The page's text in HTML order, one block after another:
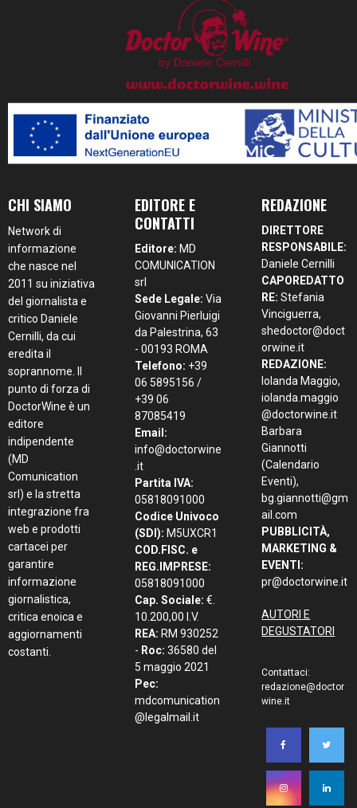
CHI SIAMO
Network di
informazione
che nasce nel
2011 su iniziativa
del giornalista e
critico Daniele
Cernilli, da cui
eredita il
soprannome. Il
punto di forza di
DoctorWine è un
editore
indipendente
(MD
Comunication
srl) e la stretta
integrazione fra
web e prodotti
cartacei per
garantire
informazione
giornalistica,
critica enoica e
aggiornamenti
costanti.
EDITORE E
CONTATTI
Editore: MD
COMUNICATION
srl
Sede Legale: Via
Giovanni Pierluigi
da Palestrina, 63
- 00193 ROMA
Telefono: +39
06 5895156 /
+39 06
87085419
Email:
info@doctorwine
.it
Partita IVA:
05818091000
Codice Univoco
(SDI): M5UXCR1
COD.FISC. e
REG.IMPRESE:
05818091000
Cap. Sociale: €.
10.200,00 I.V.
REA: RM 930252
- Roc: 36580 del
5 maggio 2021
Pec:
mdcomunication
@legalmail.it
REDAZIONE
DIRETTORE
RESPONSABILE:
Daniele Cernilli
CAPOREDATTO
RE: Stefania
Vinciguerra,
shedoctor@doct
orwine.it
REDAZIONE:
Iolanda Maggio,
iolanda.maggio
@doctorwine.it
Barbara
Giannotti
(Calendario
Eventi),
bg.giannotti@gm
ail.com
PUBBLICITÀ,
MARKETING &
EVENTI:
pr@doctorwine.it
AUTORI E
DEGUSTATORI
Contattaci:
redazione@doctor
wine.it